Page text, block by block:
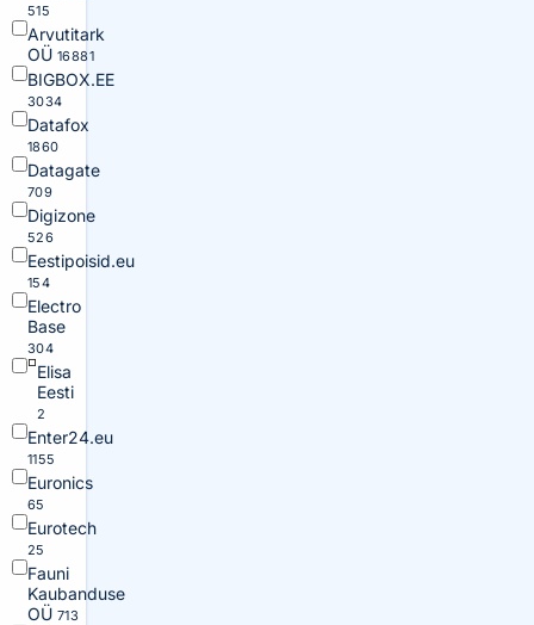
515
Arvutitark
OÜ 16881
BIGBOX.EE
3034
Datafox
1860
Datagate
709
Digizone
526
Eestipoisid.eu
154
Electro
Base
304
Elisa
Eesti
2
Enter24.eu
1155
Euronics
65
Eurotech
25
Fauni
Kaubanduse
OÜ 713